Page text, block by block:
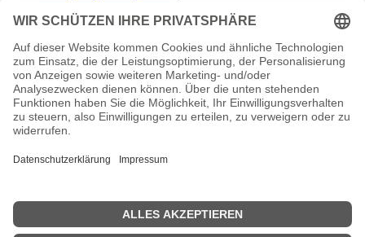
Fränkischen
Raritäten aus vergangenen Tagen – seltene
Einzelstücke
Famos. – finest music & entertainment
Wir spielen die Songs unserer Helden
conny morath
stimme – sprache – ausdruck
Die durchgestrichenen Preise entsprechen dem bisherigen